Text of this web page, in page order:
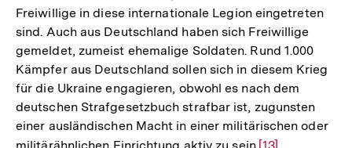
Freiwillige in diese internationale Legion eingetreten
sind. Auch aus Deutschland haben sich Freiwillige
gemeldet, zumeist ehemalige Soldaten. Rund 1.000
Kämpfer aus Deutschland sollen sich in diesem Krieg
für die Ukraine engagieren, obwohl es nach dem
deutschen Strafgesetzbuch strafbar ist, zugunsten
einer ausländischen Macht in einer militärischen oder